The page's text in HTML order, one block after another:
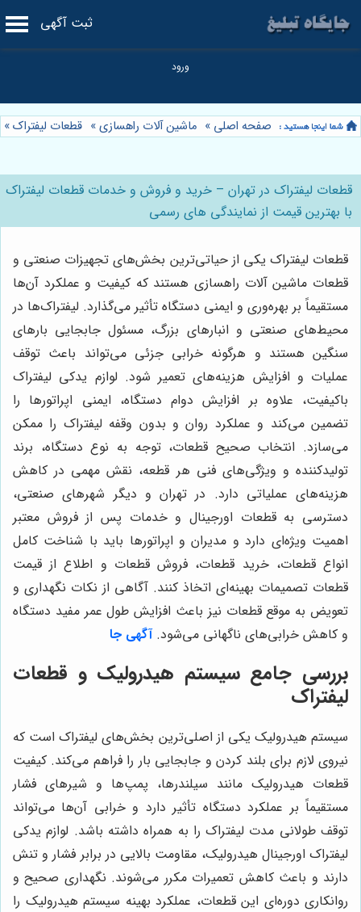
ثبت آگهی
صفحه اصلی » ماشین آلات راهسازی» قطعات لیفتراک»
قطعات لیفتراک در تهران – خرید و فروش و خدمات قطعات لیفتراک
با بهترین قیمت از نمایندگی های رسمی
قطعات لیفتراک یکی از حیاتی‌ترین بخش‌های تجهیزات صنعتی و
قطعات ماشین آلات راهسازی هستند که کیفیت و عملکرد آن‌ها
مستقیماً بر بهره‌وری و ایمنی دستگاه تأثیر می‌گذارد. لیفتراک‌ها در
محیط‌های صنعتی و انبارهای بزرگ، مسئول جابجایی بارهای
سنگین هستند و هرگونه خرابی جزئی می‌تواند باعث توقف
عملیات و افزایش هزینه‌های تعمیر شود. لوازم یدکی لیفتراک
باکیفیت، علاوه بر افزایش دوام دستگاه، ایمنی اپراتورها را
تضمین می‌کند و عملکرد روان و بدون وقفه لیفتراک را ممکن
می‌سازد. انتخاب صحیح قطعات، توجه به نوع دستگاه، برند
تولیدکننده و ویژگی‌های فنی هر قطعه، نقش مهمی در کاهش
هزینه‌های عملیاتی دارد. در تهران و دیگر شهرهای صنعتی،
دسترسی به قطعات اورجینال و خدمات پس از فروش معتبر
اهمیت ویژه‌ای دارد و مدیران و اپراتورها باید با شناخت کامل
انواع قطعات، خرید قطعات، فروش قطعات و اطلاع از قیمت
قطعات تصمیمات بهینه‌ای اتخاذ کنند. آگاهی از نکات نگهداری و
تعویض به موقع قطعات نیز باعث افزایش طول عمر مفید دستگاه
و کاهش خرابی‌های ناگهانی می‌شود.آگهی جا
بررسی جامع سیستم هیدرولیک و قطعات
لیفتراک
سیستم هیدرولیک یکی از اصلی‌ترین بخش‌های لیفتراک است که
نیروی لازم برای بلند کردن و جابجایی بار را فراهم می‌کند. کیفیت
قطعات هیدرولیک مانند سیلندرها، پمپ‌ها و شیرهای فشار
مستقیماً بر عملکرد دستگاه تأثیر دارد و خرابی آن‌ها می‌تواند
توقف طولانی مدت لیفتراک را به همراه داشته باشد. لوازم یدکی
لیفتراک اورجینال هیدرولیک، مقاومت بالایی در برابر فشار و تنش
دارند و باعث کاهش تعمیرات مکرر می‌شوند. نگهداری صحیح و
روانکاری دوره‌ای این قطعات، عملکرد بهینه سیستم هیدرولیک را